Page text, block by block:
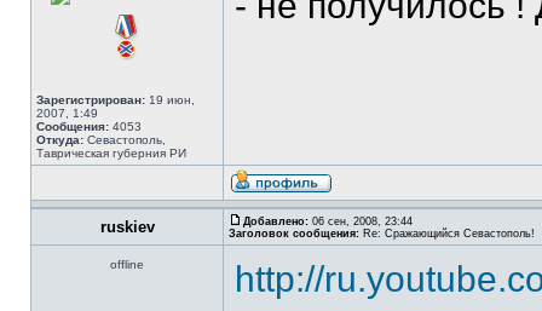
Зарегистрирован: 19 июн,
2007, 1:49
Сообщения: 4053
Откуда: Севастополь,
Таврическая губерния РИ
ruskiev Добавлено: 06 сен, 2008, 23:44
Заголовок сообщения: Re: Сражающийся Севастополь!
offline http://